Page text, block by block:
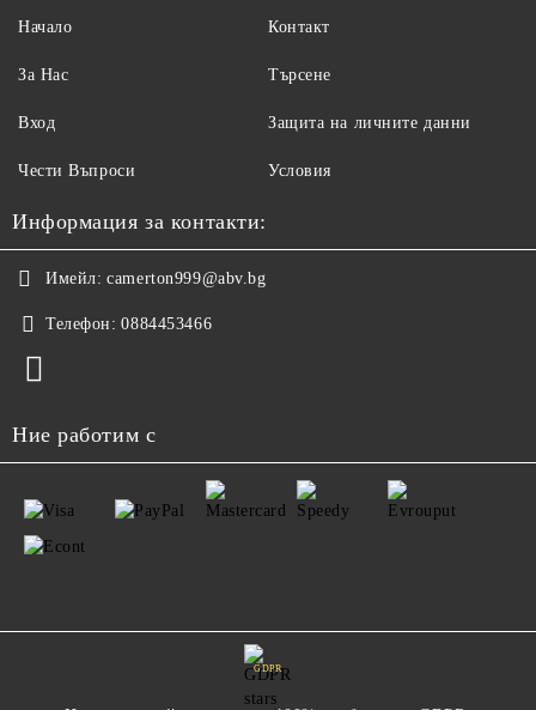
Начало
За Нас
Вход
Чести Въпроси
Контакт
Търсене
Защита на личните данни
Условия
Информация за контакти:
Имейл: camerton999@abv.bg
Телефон: 0884453466
Ние работим с
GDPR